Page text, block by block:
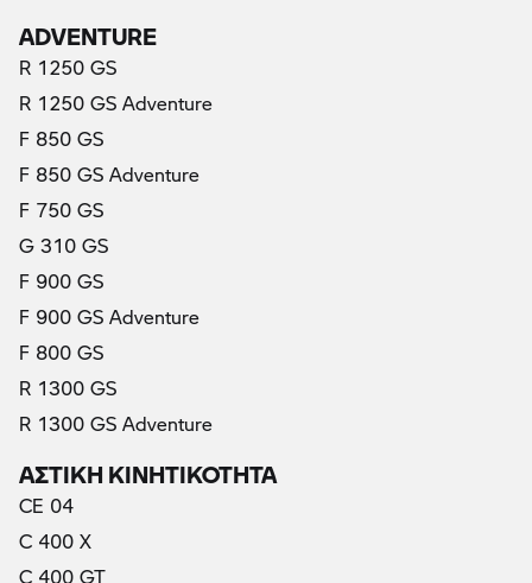
ADVENTURE
R 1250 GS
R 1250 GS Adventure
F 850 GS
F 850 GS Adventure
F 750 GS
G 310 GS
F 900 GS
F 900 GS Adventure
F 800 GS
R 1300 GS
R 1300 GS Adventure
ΑΣΤΙΚΗ ΚΙΝΗΤΙΚΟΤΗΤΑ
CE 04
C 400 X
C 400 GT